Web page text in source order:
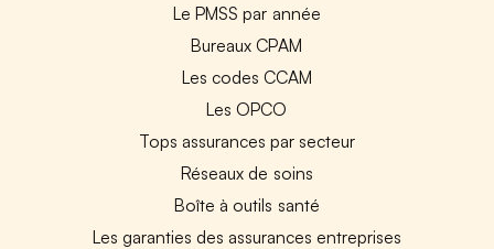
Le PMSS par année
Bureaux CPAM
Les codes CCAM
Les OPCO
Tops assurances par secteur
Réseaux de soins
Boîte à outils santé
Les garanties des assurances entreprises